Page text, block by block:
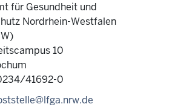
für Gesundheit und
Nordrhein-Westfalen
10
41692-0